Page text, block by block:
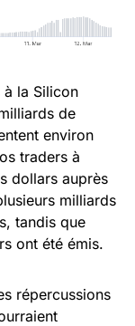
la Silicon
de
environ
traders à
dollars auprès
milliards
tandis que
ont été émis.
répercussions